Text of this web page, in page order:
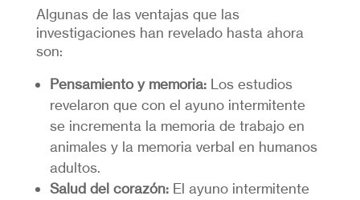
Algunas de las ventajas que las
investigaciones han revelado hasta ahora
son:
Pensamiento y memoria:Los estudios
revelaron que con el ayuno intermitente
se incrementa la memoria de trabajo en
animales y la memoria verbal en humanos
adultos.
Salud del corazón:El ayuno intermitente